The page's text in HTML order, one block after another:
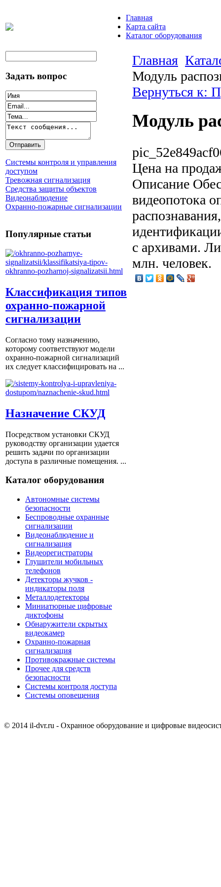
Главная
Карта сайта
Каталог оборудования
Задать вопрос
Системы контроля и управления
доступом
Тревожная сигнализация
Средства защиты объектов
Видеонаблюдение
Охранно-пожарные сигнализации
Популярные статьи
Классификация типов
охранно-пожарной
сигнализации
Согласно тому назначению,
которому соответствуют модели
охранно-пожарной сигнализаций
их следует классифицировать на ...
Назначение СКУД
Посредством установки СКУД
руководству организации удается
решить задачи по организации
доступа в различные помещения. ...
Каталог оборудования
Автономные системы
безопасности
Беспроводные охранные
сигнализации
Видеонаблюдение и
сигнализация
Видеорегистраторы
Глушители мобильных
телефонов
Детекторы жучков -
индикаторы поля
Металлодетекторы
Миниатюрные цифровые
диктофоны
Обнаружители скрытых
видеокамер
Охранно-пожарная
сигнализация
Противокражные системы
Прочее для средств
безопасности
Системы контроля доступа
Системы оповещения
Главная
Модуль
Вернуться к:
Модуль
Цена на
Описание
видеопотока
с архивами.
млн. человек.
© 2014 il-dvr.ru - Охранное оборудование и цифровые